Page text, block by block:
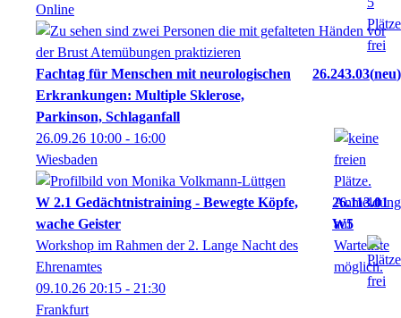
Online
Fachtag für Menschen mit neurologischen
Erkrankungen: Multiple Sklerose,
Parkinson, Schlaganfall
26.243.03 neu
26.09.26 10:00 - 16:00
Wiesbaden
W 2.1 Gedächtnistraining - Bewegte Köpfe,
wache Geister
26.113.01
W5
Workshop im Rahmen der 2. Lange Nacht des
Ehrenamtes
09.10.26 20:15 - 21:30
Frankfurt